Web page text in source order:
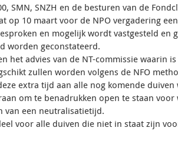
SMN, SNZH en de besturen van de
op 10 maart voor de NPO vergadering
en mogelijk wordt vastgesteld
worden geconstateerd.
het advies van de NT-commissie
zullen worden volgens de NFO
extra tijd aan alle nog komende duiven
om te benadrukken open te staan
van een neutralisatietijd.
voor alle duiven die niet in staat zijn